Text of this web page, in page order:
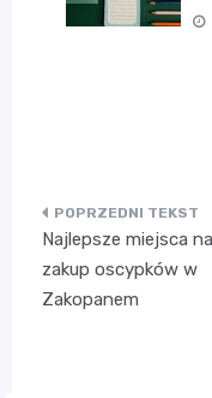
Nawigacja
wpisu
Najlepsze miejsca na
zakup oscypków w
Zakopanem